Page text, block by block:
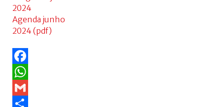
Agenda junho
2024 (pdf)
Facebook
WhatsApp
Gmail